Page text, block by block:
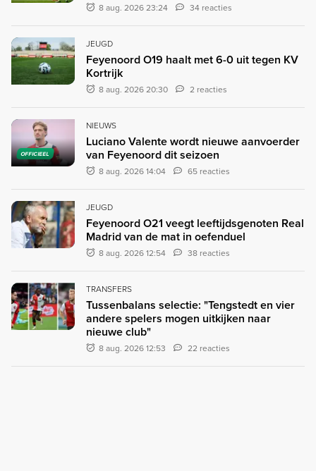
8 aug. 2026 23:24 34 reacties
JEUGD
Feyenoord O19 haalt met 6-0 uit tegen KV
Kortrijk
8 aug. 2026 20:30 2 reacties
OFFICIEEL
NIEUWS
Luciano Valente wordt nieuwe aanvoerder
van Feyenoord dit seizoen
8 aug. 2026 14:04 65 reacties
JEUGD
Feyenoord O21 veegt leeftijdsgenoten Real
Madrid van de mat in oefenduel
8 aug. 2026 12:54 38 reacties
TRANSFERS
Tussenbalans selectie: "Tengstedt en vier
andere spelers mogen uitkijken naar
nieuwe club"
8 aug. 2026 12:53 22 reacties